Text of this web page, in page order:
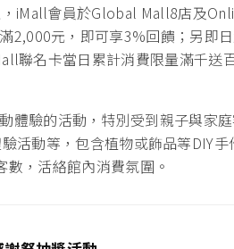
iMall會員於Global Mall8店及
2,000元，即可享3%回饋；另即
聯名卡當日累計消費限量滿千送
體驗的活動，特別受到親子與家
活動等，包含植物或飾品等DIY手
，活絡館內消費氛圍。